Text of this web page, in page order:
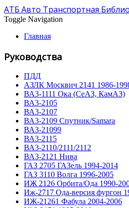
АТБ Авто Транспортная
Toggle Navigation
Главная
Руководства
ПДД
АЗЛК Москвич 2141 1986-
ВА3-1111 Ока (СеАЗ, КамАЗ)
ВА3-2105
ВА3-2107
ВА3-2109 Спутник/Samara
ВА3-21099
ВА3-2115
ВА3-2110/2111/2112
ВА3-2121 Нива
ГАЗ 2705 ГАЗе́ль 1994-2014
ГАЗ 3110 Волга 1996-2005
ИЖ 2126 Орбита/Ода 1990-
Иж-2717 Ода-версия фургон
ИЖ-21261 Фабула 2004-2006